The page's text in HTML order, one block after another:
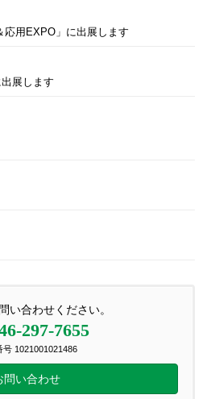
応用EXPO」に出展します
展します
い合わせください。
297-7655
号 1021001021486
問い合わせ